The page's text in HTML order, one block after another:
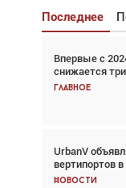
Последнее
Впервые с
снижается
Главное
UrbanV
вертипортов
Новости
Взгляд с
спасательных
Главное
Авиационный
говорит сама
Новости